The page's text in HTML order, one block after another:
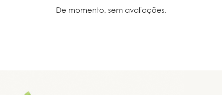
De momento, sem avaliações.